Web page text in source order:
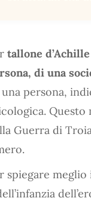
tallone
di una
una persona,
Guerra di
spiegare